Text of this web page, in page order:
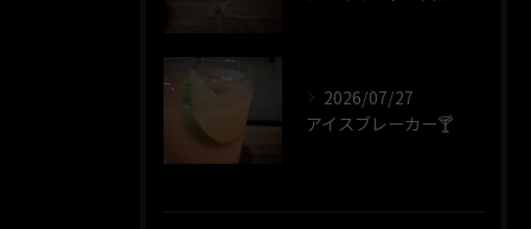
2026/07/27
アイスブレーカー🍸️